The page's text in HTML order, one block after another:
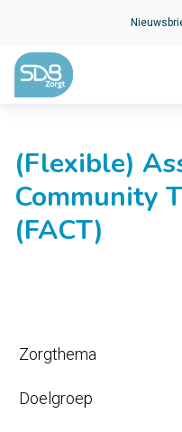
(Flexible)
Community
(FACT)
Zorgthema
Doelgroep